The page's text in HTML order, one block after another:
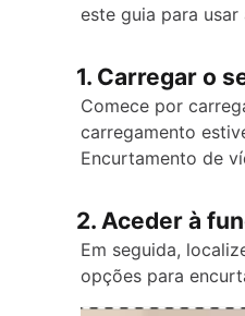
este guia para
1. Carregar o
Comece por
carregamento
Encurtamento de
2. Aceder à
Em seguida,
opções para